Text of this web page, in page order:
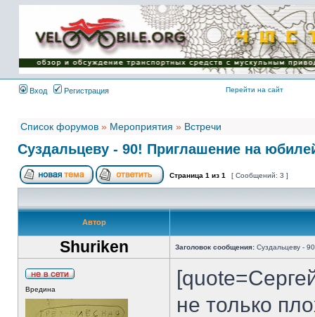
Имя пользователя:
Пароль:
{ LOG_ME_IN_SHORT
}
Вход
Регистрация Перейти на сайт
Список форумов » Мероприятия » Встречи
Суздальцеву - 90! Приглашение на
Страница 1 из 1 [ Сообщений: 3 ]
Автор
Shuriken Заголовок сообщения: Суздальцеву -
Вредина
не только